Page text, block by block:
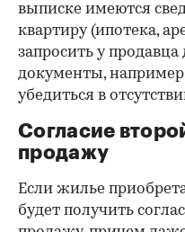
выписке имеются
квартиру (ипотека,
запросить у
документы,
убедиться в
Согласие
продажу
Если жилье
будет получить